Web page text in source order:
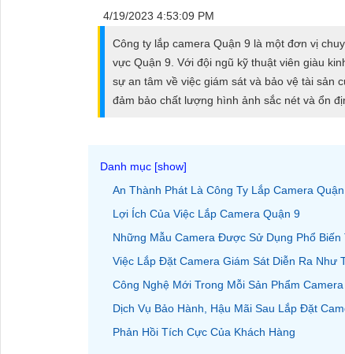
4/19/2023 4:53:09 PM
Công ty lắp camera Quận 9 là một đơn vị
vực Quận 9. Với đội ngũ kỹ thuật viên giàu
sự an tâm về việc giám sát và bảo vệ tài sản
đảm bảo chất lượng hình ảnh sắc nét và ổn
An Thành Phát Là Công Ty Lắp Camera
Lợi Ích Của Việc Lắp Camera Quận 9
Những Mẫu Camera Được Sử Dụng Phổ Biến
Việc Lắp Đặt Camera Giám Sát Diễn Ra Như
Công Nghệ Mới Trong Mỗi Sản Phẩm
Dịch Vụ Bảo Hành, Hậu Mãi Sau Lắp Đặt
Phản Hồi Tích Cực Của Khách Hàng